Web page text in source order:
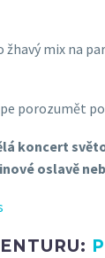
mix na
porozumět
koncert
oslavě